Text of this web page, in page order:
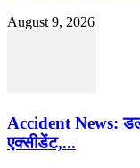
August 9, 2026
Accident News:
एक्सीडेंट,...